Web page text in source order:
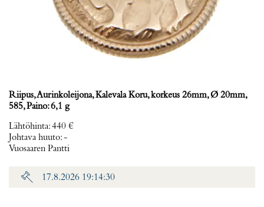
Riipus, Aurinkoleijona, Kalevala Koru, korkeus 26mm, Ø 20mm,
585, Paino: 6,1 g
Lähtöhinta:440 €
Johtava huuto:-
Vuosaaren Pantti
17.8.2026 19:14:30